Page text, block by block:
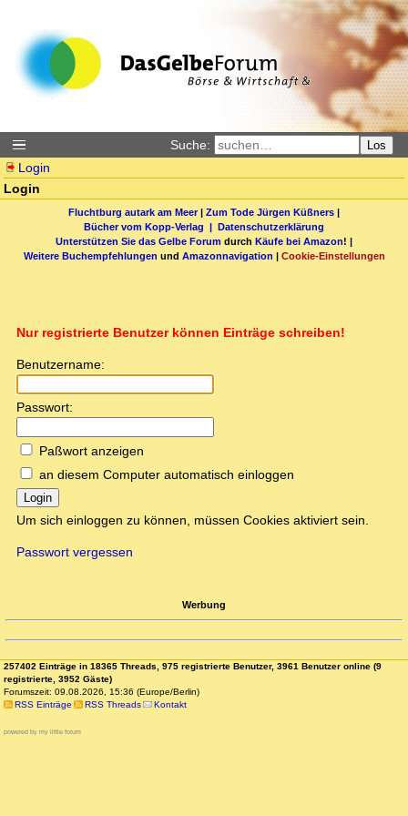
Suche: Los
Login
Login
Fluchtburg autark am Meer| Zum Tode Jürgen Küßners |
Bücher vom Kopp-Verlag | Datenschutzerklärung
Unterstützen Sie das Gelbe Forum durch Käufe bei Amazon! |
Weitere Buchempfehlungen und Amazonnavigation | Cookie-Einstellungen
Nur registrierte Benutzer können Einträge schreiben!
Benutzername:
Passwort:
Paßwort anzeigen
an diesem Computer automatisch einloggen
Login
Um sich einloggen zu können, müssen Cookies aktiviert sein.
Passwort vergessen
Werbung
257402 Einträge in 18365 Threads, 975 registrierte Benutzer, 3961 Benutzer online (9
registrierte, 3952 Gäste)
Forumszeit: 09.08.2026, 15:36 (Europe/Berlin)
RSS Einträge
RSS Threads Kontakt
powered by my little forum